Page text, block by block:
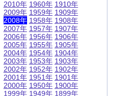
2010年
2009年
2008年
2007年
2006年
2005年
2004年
2003年
2002年
2001年
2000年
1999年
1960年
1959年
1958年
1957年
1956年
1955年
1954年
1953年
1952年
1951年
1950年
1949年
1910年
1909年
1908年
1907年
1906年
1905年
1904年
1903年
1902年
1901年
1900年
1899年